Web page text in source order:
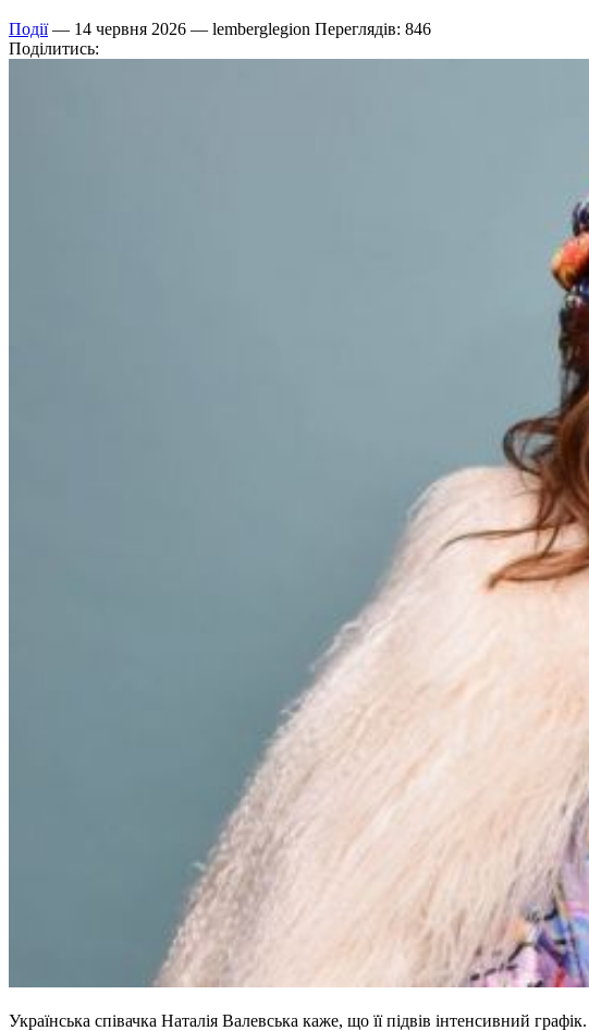
Події— 14 червня 2026 — lemberglegion Переглядів: 846
Поділитись:
Українська співачка Наталія Валевська каже, що її підвів інтенсивний графік.